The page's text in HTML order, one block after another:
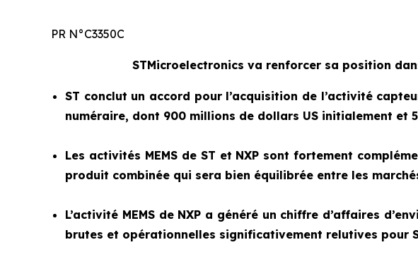
PR N°C3350C
STMicroelectronics va renforcer sa position
ST conclut un accord pour l’acquisition de l’activité
numéraire, dont 900 millions de dollars US initialement et
Les activités MEMS de ST et NXP sont fortement
produit combinée qui sera bien équilibrée entre les
L’activité MEMS de NXP a généré un chiffre d’affaires
brutes et opérationnelles significativement relutives pour